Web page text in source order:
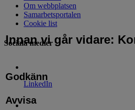
Innan vi går vidare:
Avvisa
Godkänn
Om webbplatsen
Samarbetsportalen
Cookie list
Sociala medier
LinkedIn